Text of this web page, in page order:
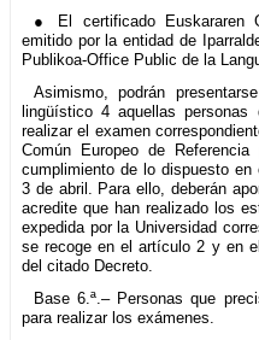
● El certificado Euskararen
emitido por la entidad de
Publikoa-Office Public de la
Asimismo, podrán
lingüístico 4 aquellas
realizar el examen
Común Europeo de
cumplimiento de lo dispuesto en
3 de abril. Para ello, deberán
acredite que han realizado los
expedida por la Universidad
se recoge en el artículo 2 y en
del citado Decreto.
Base 6.ª.– Personas que
para realizar los exámenes.